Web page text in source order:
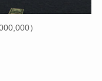
）